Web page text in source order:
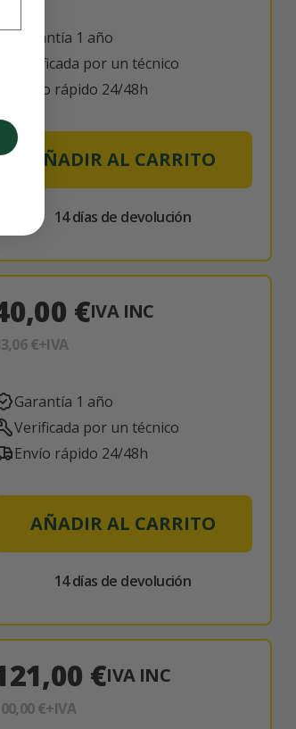
Garantía 1 año
Verificada por un técnico
Envío rápido 24/48h
AÑADIR AL CARRITO
14 días de devolución
€IVA INC
€+IVA
Garantía 1 año
Verificada por un técnico
Envío rápido 24/48h
AÑADIR AL CARRITO
14 días de devolución
€IVA INC
€+IVA